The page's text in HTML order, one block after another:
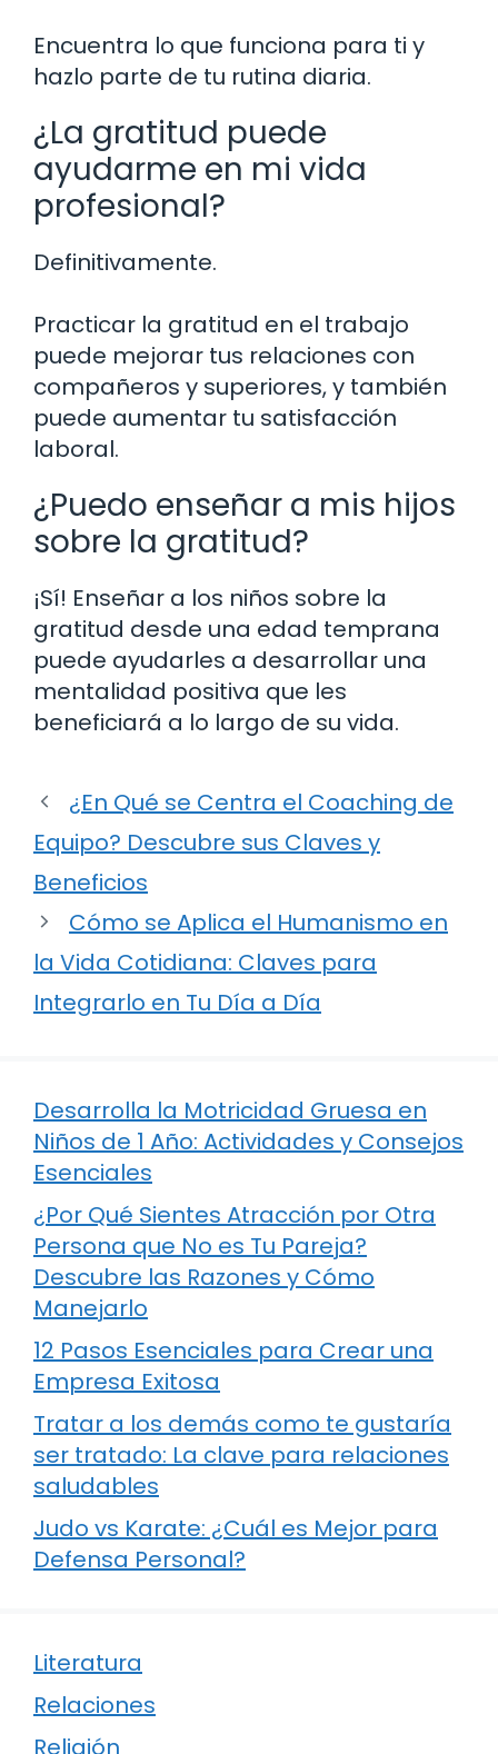
Encuentra lo que funciona para ti y
hazlo parte de tu rutina diaria.
¿La gratitud puede
ayudarme en mi vida
profesional?
Definitivamente.
Practicar la gratitud en el trabajo
puede mejorar tus relaciones con
compañeros y superiores, y también
puede aumentar tu satisfacción
laboral.
¿Puedo enseñar a mis hijos
sobre la gratitud?
¡Sí! Enseñar a los niños sobre la
gratitud desde una edad temprana
puede ayudarles a desarrollar una
mentalidad positiva que les
beneficiará a lo largo de su vida.
¿En Qué se Centra el Coaching de
Equipo? Descubre sus Claves y
Beneficios
Cómo se Aplica el Humanismo en
la Vida Cotidiana: Claves para
Integrarlo en Tu Día a Día
Desarrolla la Motricidad Gruesa en
Niños de 1 Año: Actividades y Consejos
Esenciales
¿Por Qué Sientes Atracción por Otra
Persona que No es Tu Pareja?
Descubre las Razones y Cómo
Manejarlo
12 Pasos Esenciales para Crear una
Empresa Exitosa
Tratar a los demás como te gustaría
ser tratado: La clave para relaciones
saludables
Judo vs Karate: ¿Cuál es Mejor para
Defensa Personal?
Literatura
Relaciones
Religión